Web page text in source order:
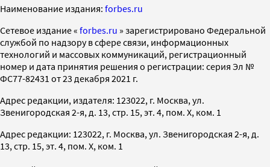
Наименование издания: forbes.ru
Cетевое издание « forbes.ru » зарегистрировано Федеральной
службой по надзору в сфере связи, информационных
технологий и массовых коммуникаций, регистрационный
номер и дата принятия решения о регистрации: серия Эл №
ФС77-82431 от 23 декабря 2021 г.
Адрес редакции, издателя: 123022, г. Москва, ул.
Звенигородская 2-я, д. 13, стр. 15, эт. 4, пом. X, ком. 1
Адрес редакции: 123022, г. Москва, ул. Звенигородская 2-я, д.
13, стр. 15, эт. 4, пом. X, ком. 1